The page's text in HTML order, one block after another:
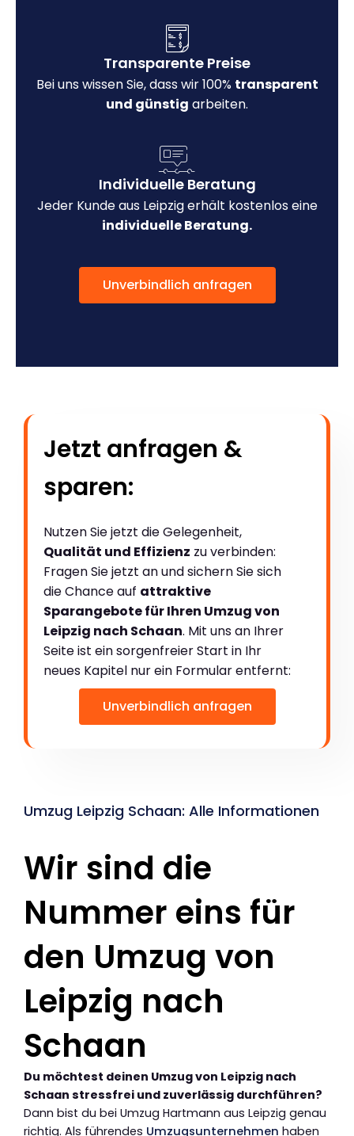
Transparente Preise
Bei uns wissen Sie, dass wir 100% transparent
und günstig arbeiten.
Individuelle Beratung
Jeder Kunde aus Leipzig erhält kostenlos eine
individuelle Beratung.
Unverbindlich anfragen
Jetzt anfragen &
sparen:
Nutzen Sie jetzt die Gelegenheit,
Qualität und Effizienz zu verbinden:
Fragen Sie jetzt an und sichern Sie sich
die Chance auf attraktive
Sparangebote für Ihren Umzug von
Leipzig nach Schaan. Mit uns an Ihrer
Seite ist ein sorgenfreier Start in Ihr
neues Kapitel nur ein Formular entfernt:
Unverbindlich anfragen
Umzug Leipzig Schaan: Alle Informationen
Wir sind die
Nummer eins für
den Umzug von
Leipzig nach
Schaan
Du möchtest deinen Umzug von Leipzig nach
Schaan stressfrei und zuverlässig durchführen?
Dann bist du bei Umzug Hartmann aus Leipzig genau
richtig. Als führendes Umzugsunternehmen haben